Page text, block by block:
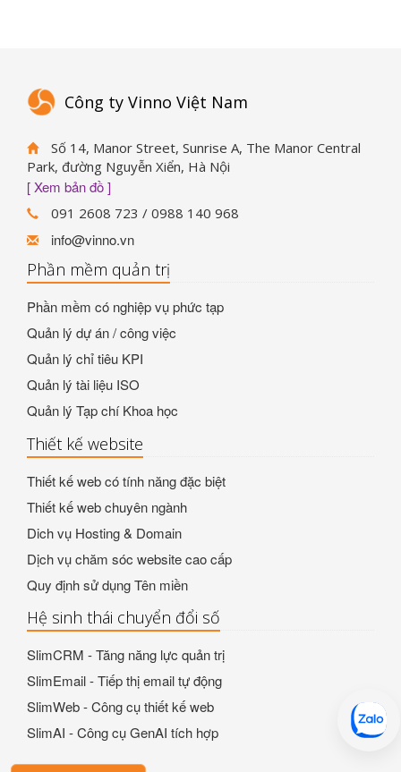
Công ty Vinno Việt Nam
Số 14, Manor Street, Sunrise A, The Manor Central
Park, đường Nguyễn Xiển, Hà Nội
[ Xem bản đồ ]
091 2608 723 / 0988 140 968
info@vinno.vn
Phần mềm quản trị
Phần mềm có nghiệp vụ phức tạp
Quản lý dự án / công việc
Quản lý chỉ tiêu KPI
Quản lý tài liệu ISO
Quản lý Tạp chí Khoa học
Thiết kế website
Thiết kế web có tính năng đặc biệt
Thiết kế web chuyên ngành
Dich vụ Hosting & Domain
Dịch vụ chăm sóc website cao cấp
Quy định sử dụng Tên miền
Hệ sinh thái chuyển đổi số
SlimCRM - Tăng năng lực quản trị
SlimEmail - Tiếp thị email tự động
SlimWeb - Công cụ thiết kế web
SlimAI - Công cụ GenAI tích hợp